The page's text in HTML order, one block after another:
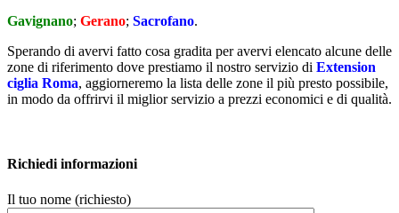
Gavignano; Gerano; Sacrofano.
Sperando di avervi fatto cosa gradita per avervi elencato alcune delle
zone di riferimento dove prestiamo il nostro servizio di Extension
ciglia Roma, aggiorneremo la lista delle zone il più presto possibile,
in modo da offrirvi il miglior servizio a prezzi economici e di qualità.
Richiedi informazioni
Il tuo nome (richiesto)